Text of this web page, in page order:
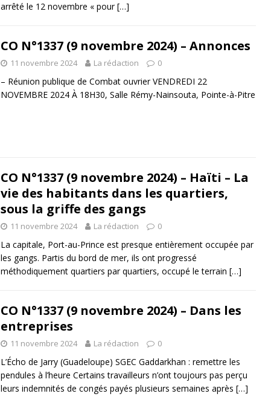
arrêté le 12 novembre « pour[…]
CO N°1337 (9 novembre 2024) – Annonces
11 novembre 2024 La rédaction 0
– Réunion publique de Combat ouvrier VENDREDI 22
NOVEMBRE 2024 À 18H30, Salle Rémy-Nainsouta, Pointe-à-Pitre
CO N°1337 (9 novembre 2024) – Haïti – La
vie des habitants dans les quartiers,
sous la griffe des gangs
11 novembre 2024 La rédaction 0
La capitale, Port-au-Prince est presque entièrement occupée par
les gangs. Partis du bord de mer, ils ont progressé
méthodiquement quartiers par quartiers, occupé le terrain […]
CO N°1337 (9 novembre 2024) – Dans les
entreprises
11 novembre 2024 La rédaction 0
L’Écho de Jarry (Guadeloupe) SGEC Gaddarkhan : remettre les
pendules à l’heure Certains travailleurs n’ont toujours pas perçu
leurs indemnités de congés payés plusieurs semaines après […]